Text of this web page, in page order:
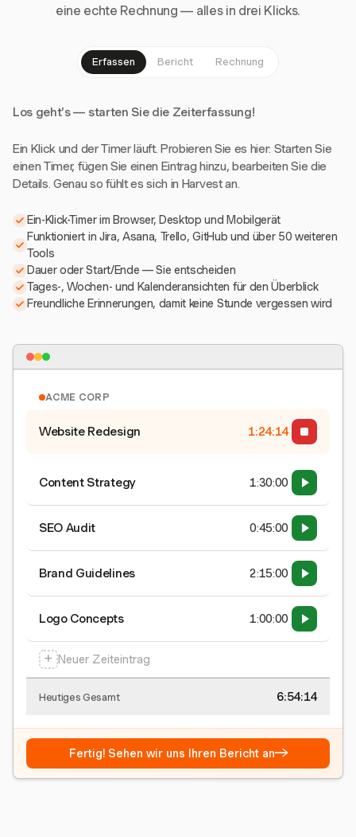
eine echte Rechnung — alles in drei Klicks.
Erfassen Bericht Rechnung
Los geht's — starten Sie die Zeiterfassung!
Ein Klick und der Timer läuft. Probieren Sie es hier: Starten Sie
einen Timer, fügen Sie einen Eintrag hinzu, bearbeiten Sie die
Details. Genau so fühlt es sich in Harvest an.
Ein-Klick-Timer im Browser, Desktop und Mobilgerät
Funktioniert in Jira, Asana, Trello, GitHub und über 50 weiteren
Tools
Dauer oder Start/Ende — Sie entscheiden
Tages-, Wochen- und Kalenderansichten für den Überblick
Freundliche Erinnerungen, damit keine Stunde vergessen wird
ACME CORP
Website Redesign 1:24:15
Content Strategy 1:30:00
SEO Audit 0:45:00
Brand Guidelines 2:15:00
Logo Concepts 1:00:00
+ Neuer Zeiteintrag
Heutiges Gesamt 6:54:15
Fertig! Sehen wir uns Ihren Bericht an→